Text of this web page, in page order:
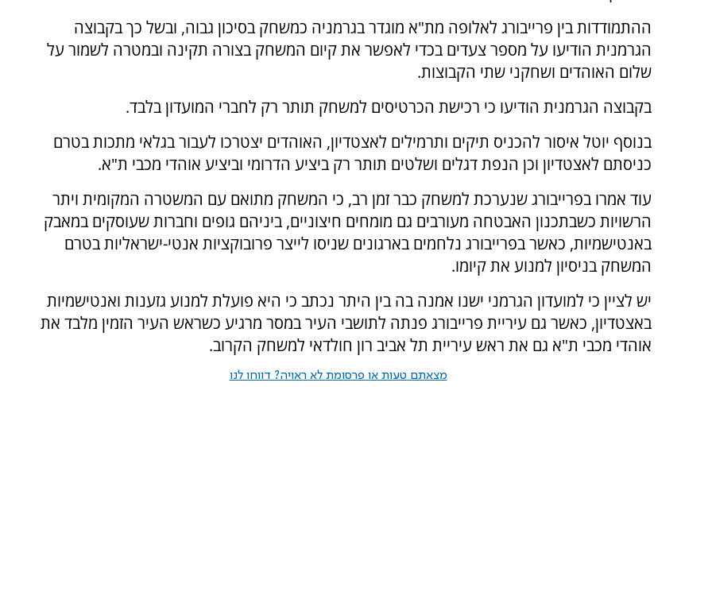
ההתמודדות בין פרייבורג לאלופה מת"א מוגדר בגרמניה כמשחק בסיכון גבוה, ובשל כך בקבוצה
הגרמנית הודיעו על מספר צעדים בכדי לאפשר את קיום המשחק בצורה תקינה ובמטרה לשמור על
שלום האוהדים ושחקני שתי הקבוצות.
בקבוצה הגרמנית הודיעו כי רכישת הכרטיסים למשחק תותר רק לחברי המועדון בלבד.
בנוסף יוטל איסור להכניס תיקים ותרמילים לאצטדיון, האוהדים יצטרכו לעבור בגלאי מתכות בטרם
כניסתם לאצטדיון וכן הנפת דגלים ושלטים תותר רק ביציע הדרומי וביציע אוהדי מכבי ת"א.
עוד אמרו בפרייבורג שנערכת למשחק כבר זמן רב, כי המשחק מתואם עם המשטרה המקומית ויתר
הרשויות כשבתכנון האבטחה מעורבים גם מומחים חיצוניים, ביניהם גופים וחברות שעוסקים במאבק
באנטישמיות, כאשר בפרייבורג נלחמים בארגונים שניסו לייצר פרובוקציות אנטי-ישראליות בטרם
המשחק בניסיון למנוע את קיומו.
יש לציין כי למועדון הגרמני ישנו אמנה בה בין היתר נכתב כי היא פועלת למנוע גזענות ואנטישמיות
באצטדיון, כאשר גם עיריית פרייבורג פנתה לתושבי העיר במסר מרגיע כשראש העיר הזמין מלבד את
אוהדי מכבי ת"א גם את ראש עיריית תל אביב רון חולדאי למשחק הקרוב.
מצאתם טעות או פרסומת לא ראויה? דווחו לנו